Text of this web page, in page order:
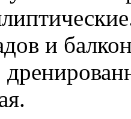
и